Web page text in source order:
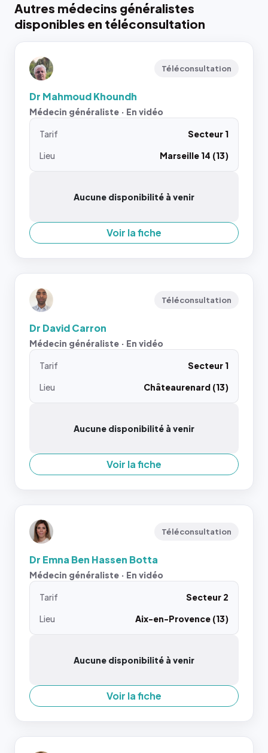
Autres médecins généralistes
disponibles en téléconsultation
Téléconsultation
Dr Mahmoud Khoundh
Médecin généraliste · En vidéo
Tarif
Secteur 1
Lieu
Marseille 14 (13)
Aucune disponibilité à venir
Voir la fiche
Téléconsultation
Dr David Carron
Médecin généraliste · En vidéo
Tarif
Secteur 1
Lieu
Châteaurenard (13)
Aucune disponibilité à venir
Voir la fiche
Téléconsultation
Dr Emna Ben Hassen Botta
Médecin généraliste · En vidéo
Tarif
Secteur 2
Lieu
Aix-en-Provence (13)
Aucune disponibilité à venir
Voir la fiche